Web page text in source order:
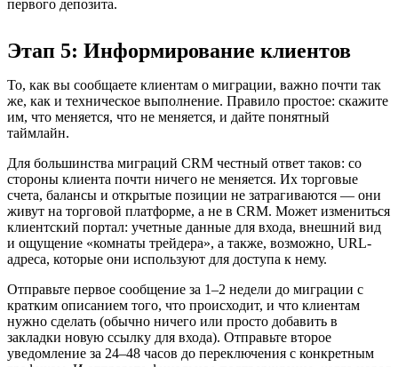
первого депозита.
Этап 5: Информирование клиентов
То, как вы сообщаете клиентам о миграции, важно почти так
же, как и техническое выполнение. Правило простое: скажите
им, что меняется, что не меняется, и дайте понятный
таймлайн.
Для большинства миграций CRM честный ответ таков: со
стороны клиента почти ничего не меняется. Их торговые
счета, балансы и открытые позиции не затрагиваются — они
живут на торговой платформе, а не в CRM. Может измениться
клиентский портал: учетные данные для входа, внешний вид
и ощущение «комнаты трейдера», а также, возможно, URL-
адреса, которые они используют для доступа к нему.
Отправьте первое сообщение за 1–2 недели до миграции с
кратким описанием того, что происходит, и что клиентам
нужно сделать (обычно ничего или просто добавить в
закладки новую ссылку для входа). Отправьте второе
уведомление за 24–48 часов до переключения с конкретным